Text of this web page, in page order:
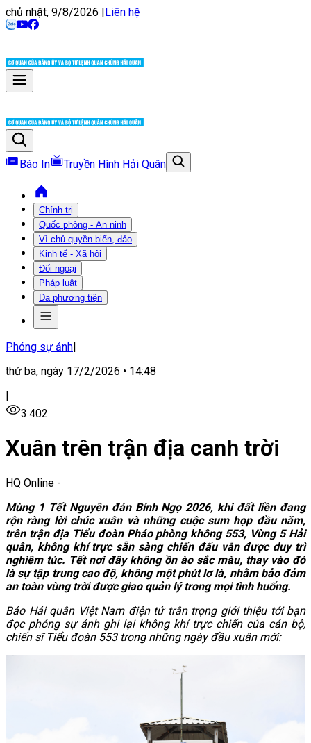
chủ nhật, 9/8/2026 |Liên hệ
Báo In Truyền Hình Hải Quân
Chính trị
Quốc phòng - An ninh
Vì chủ quyền biển, đảo
Kinh tế - Xã hội
Đối ngoại
Pháp luật
Đa phương tiện
Phóng sự ảnh|
thứ ba, ngày 17/2/2026 • 14:48
|
3.402
Xuân trên trận địa canh trời
HQ Online -
Mùng 1 Tết Nguyên đán Bính Ngọ 2026, khi đất liền đang
rộn ràng lời chúc xuân và những cuộc sum họp đầu năm,
trên trận địa Tiểu đoàn Pháo phòng không 553, Vùng 5 Hải
quân, không khí trực sẵn sàng chiến đấu vẫn được duy trì
nghiêm túc. Tết nơi đây không ồn ào sắc màu, thay vào đó
là sự tập trung cao độ, không một phút lơ là, nhằm bảo đảm
an toàn vùng trời được giao quản lý trong mọi tình huống.
Báo Hải quân Việt Nam điện tử trân trọng giới thiệu tới bạn
đọc phóng sự ảnh ghi lại không khí trực chiến của cán bộ,
chiến sĩ Tiểu đoàn 553 trong những ngày đầu xuân mới: